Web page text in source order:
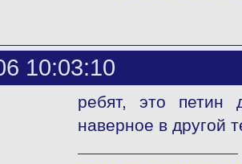
10:03:10
ребят, это петин
наверное в другой